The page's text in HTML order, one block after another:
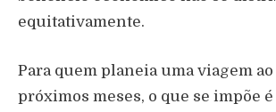
equitativamente.
Para quem planeia uma viagem
próximos meses, o que se impõe é